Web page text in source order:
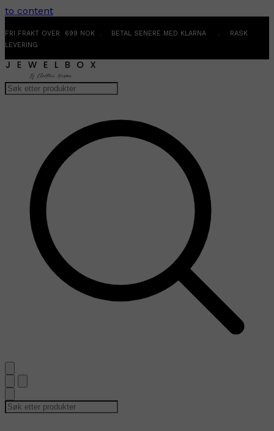
to content
FRI FRAKT OVER 699 NOK . BETAL SENERE MED KLARNA . RASK
LEVERING